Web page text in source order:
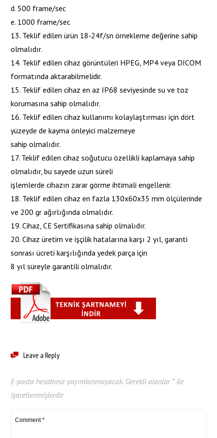
d. 500 frame/sec
e. 1000 frame/sec
13. Teklif edilen ürün 18‐24f/sn örnekleme değerine sahip
olmalıdır.
14. Teklif edilen cihaz görüntüleri HPEG, MP4 veya DICOM
formatında aktarabilmelidir.
15. Teklif edilen cihaz en az IP68 seviyesinde su ve toz
korumasına sahip olmalıdır.
16. Teklif edilen cihaz kullanımı kolaylaştırması için dört
yüzeyde de kayma önleyici malzemeye
sahip olmalıdır.
17. Teklif edilen cihaz soğutucu özellikli kaplamaya sahip
olmalıdır, bu sayede uzun süreli
işlemlerde cihazın zarar görme ihtimali engellenir.
18. Teklif edilen cihaz en fazla 130x60x35 mm ölçülerinde
ve 200 gr ağırlığında olmalıdır.
19. Cihaz, CE Sertifikasına sahip olmalıdır.
20. Cihaz üretim ve işçilik hatalarına karşı 2 yıl, garanti
sonrası ücreti karşılığında yedek parça için
8 yıl süreyle garantili olmalıdır.
Leave a Reply
E-posta hesabınız yayımlanmayacak. Gerekli alanlar *ile
işaretlenmişlerdir